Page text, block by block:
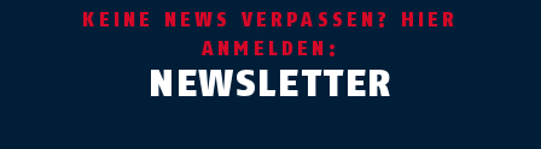
KEINE NEWS VERPASSEN? HIER
ANMELDEN:
NEWSLETTER